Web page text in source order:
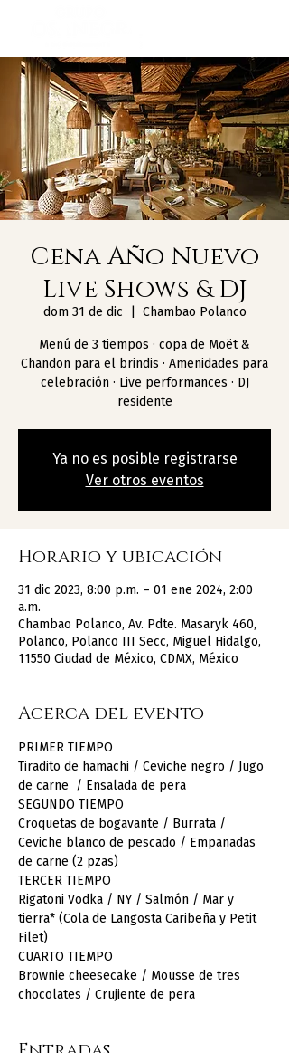
Cena Año Nuevo
Live Shows & DJ
dom 31 de dic Chambao Polanco
Menú de 3 tiempos · copa de Moët &
Chandon para el brindis · Amenidades para
celebración · Live performances · DJ
residente
Ya no es posible registrarse
Ver otros eventos
Horario y ubicación
31 dic 2023, 8:00 p.m. – 01 ene 2024, 2:00
a.m.
Chambao Polanco, Av. Pdte. Masaryk 460,
Polanco, Polanco III Secc, Miguel Hidalgo,
11550 Ciudad de México, CDMX, México
Acerca del evento
PRIMER TIEMPO
Tiradito de hamachi / Ceviche negro / Jugo
de carne  / Ensalada de pera
SEGUNDO TIEMPO
Croquetas de bogavante / Burrata /
Ceviche blanco de pescado / Empanadas
de carne (2 pzas)
TERCER TIEMPO
Rigatoni Vodka / NY / Salmón / Mar y
tierra* (Cola de Langosta Caribeña y Petit
Filet)
CUARTO TIEMPO
Brownie cheesecake / Mousse de tres
chocolates / Crujiente de pera